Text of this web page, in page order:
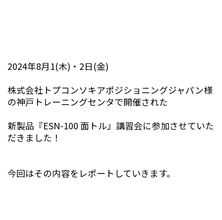
2024年8月1(木)・2日(金)
株式会社トプコンソキアポジショニングジャパン様
の神戸トレーニングセンタで開催された
新製品『ESN-100 面トル』講習会に参加させていた
だきました！
今回はその内容をレポートしていきます。